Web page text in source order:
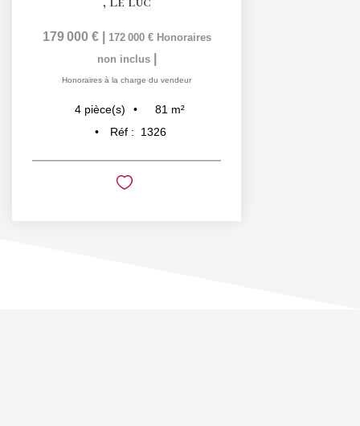
179 000 € 172 000 € Honoraires
non inclus
Honoraires à la charge du vendeur
4 pièce(s) 81 m²
Réf :
1326